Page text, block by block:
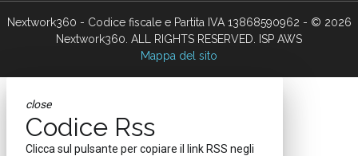
Nextwork360 - Codice fiscale e Partita IVA 13868590962 - © 2026
Nextwork360. ALL RIGHTS RESERVED. ISP AWS
Mappa del sito
close
Codice Rss
Clicca sul pulsante per copiare il link RSS negli